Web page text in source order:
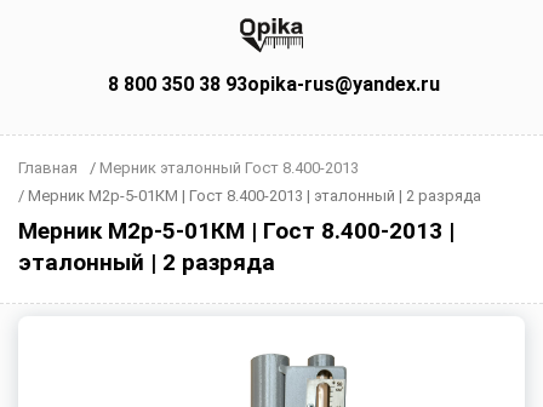
8 800 350 38 93opika-rus@yandex.ru
Главная / Мерник эталонный Гост 8.400-2013
/ Мерник М2р-5-01КМ | Гост 8.400-2013 | эталонный | 2 разряда
Мерник М2р-5-01КМ | Гост 8.400-2013 |
эталонный | 2 разряда